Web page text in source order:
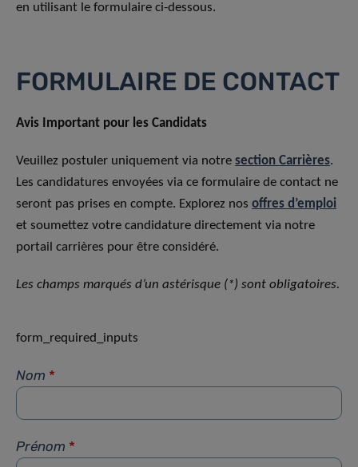
en utilisant le formulaire ci-dessous.
FORMULAIRE DE CONTACT
Avis Important pour les Candidats
Veuillez postuler uniquement via notre section Carrières.
Les candidatures envoyées via ce formulaire de contact ne
seront pas prises en compte. Explorez nos offres d’emploi
et soumettez votre candidature directement via notre
portail carrières pour être considéré.
Les champs marqués d’un astérisque (*) sont obligatoires.
form_required_inputs
Nom *
Prénom *